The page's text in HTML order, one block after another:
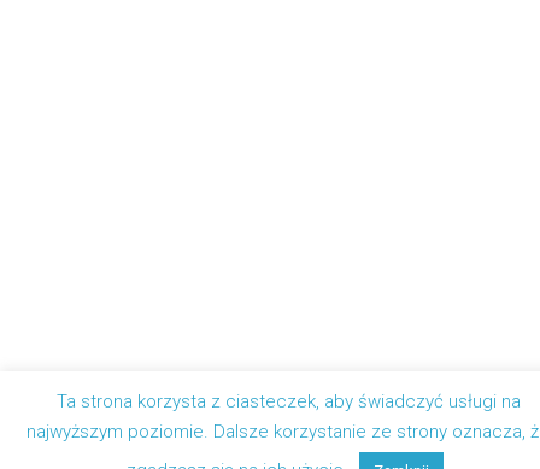
Ta strona korzysta z ciasteczek, aby świadczyć usługi na
najwyższym poziomie. Dalsze korzystanie ze strony oznacza,